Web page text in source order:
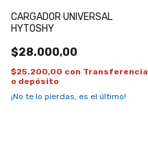
CARGADOR UNIVERSAL
HYTOSHY
$28.000,00
$25.200,00 con Transferencia
o depósito
¡No te lo pierdas, es el último!